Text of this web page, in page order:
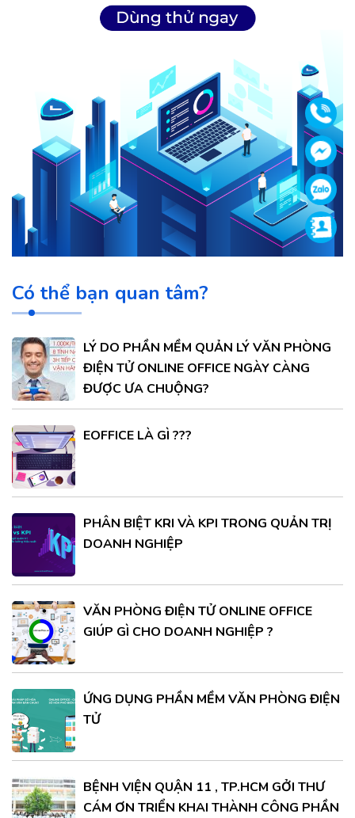
Có thể bạn quan tâm?
LÝ DO PHẦN MỀM QUẢN LÝ VĂN PHÒNG
ĐIỆN TỬ ONLINE OFFICE NGÀY CÀNG
ĐƯỢC ƯA CHUỘNG?
EOFFICE LÀ GÌ ???
PHÂN BIỆT KRI VÀ KPI TRONG QUẢN TRỊ
DOANH NGHIỆP
VĂN PHÒNG ĐIỆN TỬ ONLINE OFFICE
GIÚP GÌ CHO DOANH NGHIỆP ?
ỨNG DỤNG PHẦN MỀM VĂN PHÒNG ĐIỆN
TỬ
BỆNH VIỆN QUẬN 11 , TP.HCM GỞI THƯ
CÁM ƠN TRIỂN KHAI THÀNH CÔNG PHẦN
Gọi